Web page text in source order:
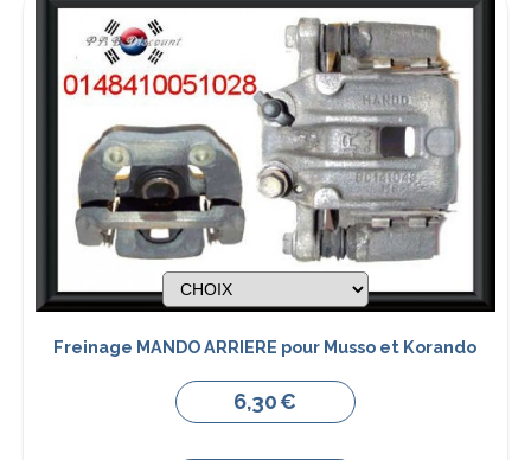
Freinage MANDO ARRIERE pour Musso et Korando
6,30€